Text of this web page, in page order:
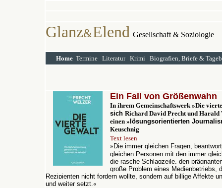
Glanz&Elend Gesellschaft & Soziologie
Home Termine Literatur Krimi Biografien, Briefe &
Ein Fall von Größenwahn
In ihrem Gemeinschaftswerk»Die
sich Richard David Precht und
einen » ösungsorientierten
Keuschnig
Text lesen
» Die immer gleichen Fragen,
gleichen Personen mit den immer
die rasche Schlagzeile, den
große Problem eines Medienbetriebs,
Rezipienten nicht fordern wollte, sondern auf billige Affekte
und weiter setzt.«